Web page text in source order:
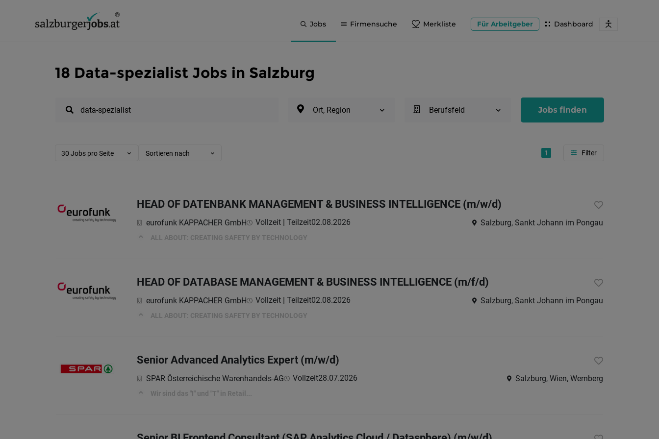
Jobs Firmensuche Merkliste Dashboard
Für Arbeitgeber
18 Data-spezialist Jobs in Salzburg
Ort, Region Berufsfeld Jobs finden
30 Jobs pro Seite Sortieren nach 1
HEAD OF DATENBANK MANAGEMENT & BUSINESS INTELLIGENCE (m/w/d)
eurofunk KAPPACHER GmbH Vollzeit | Teilzeit02.08.2026 Salzburg, Sankt Johann im Pongau
ALL ABOUT: CREATING SAFETY BY TECHNOLOGY
HEAD OF DATABASE MANAGEMENT & BUSINESS INTELLIGENCE (m/f/d)
eurofunk KAPPACHER GmbH Vollzeit | Teilzeit02.08.2026 Salzburg, Sankt Johann im Pongau
ALL ABOUT: CREATING SAFETY BY TECHNOLOGY
Senior Advanced Analytics Expert (m/w/d)
SPAR Österreichische Warenhandels-AG Vollzeit28.07.2026 Salzburg, Wien, Wernberg
Wir sind das "I" und "T" in Retail...